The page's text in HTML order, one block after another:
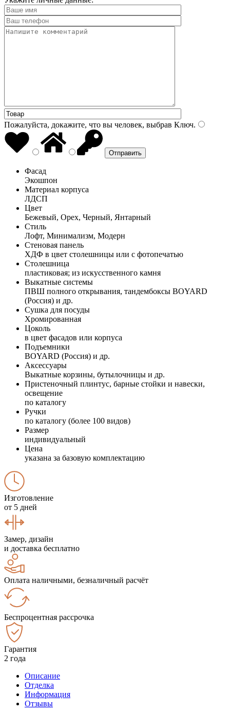
Пожалуйста, докажите, что вы человек, выбрав Ключ.
Фасад
Экошпон
Материал корпуса
ЛДСП
Цвет
Бежевый, Орех, Черный, Янтарный
Стиль
Лофт, Минимализм, Модерн
Стеновая панель
ХДФ в цвет столешницы или с фотопечатью
Столешница
пластиковая; из искусственного камня
Выкатные системы
ПВШ полного открывания, тандембоксы BOYARD
(Россия) и др.
Сушка для посуды
Хромированная
Цоколь
в цвет фасадов или корпуса
Подъемники
BOYARD (Россия) и др.
Аксессуары
Выкатные корзины, бутылочницы и др.
Пристеночный плинтус, барные стойки и навески,
освещение
по каталогу
Ручки
по каталогу (более 100 видов)
Размер
индивидуальный
Цена
указана за базовую комплектацию
Изготовление
от 5 дней
Замер, дизайн
и доставка бесплатно
Оплата наличными, безналичный расчёт
Беспроцентная рассрочка
Гарантия
2 года
Описание
Отделка
Информация
Отзывы